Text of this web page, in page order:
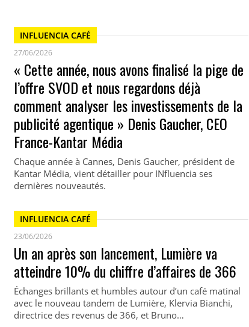
INFLUENCIA CAFÉ
27/06/2026
« Cette année, nous avons finalisé la pige de
l’offre SVOD et nous regardons déjà
comment analyser les investissements de la
publicité agentique » Denis Gaucher, CEO
France-Kantar Média
Chaque année à Cannes, Denis Gaucher, président de
Kantar Média, vient détailler pour INfluencia ses
dernières nouveautés.
INFLUENCIA CAFÉ
23/06/2026
Un an après son lancement, Lumière va
atteindre 10% du chiffre d’affaires de 366
Échanges brillants et humbles autour d’un café matinal
avec le nouveau tandem de Lumière, Klervia Bianchi,
directrice des revenus de 366, et Bruno…